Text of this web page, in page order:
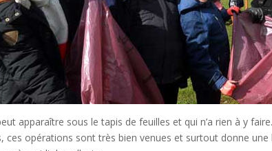
apparaître sous le tapis de feuilles et qui n’a rien à y
opérations sont très bien venues et surtout donne